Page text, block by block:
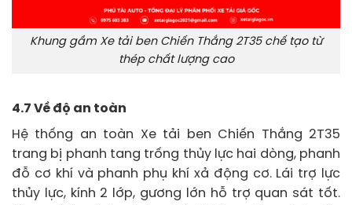
Khung gầm Xe tải ben Chiến Thắng 2T35 chế tạo từ
thép chất lượng cao
4.7 Về độ an toàn
Hệ thống an toàn Xe tải ben Chiến Thắng 2T35
trang bị phanh tang trống thủy lực hai dòng, phanh
đỗ cơ khí và phanh phụ khí xả động cơ. Lái trợ lực
thủy lực, kính 2 lớp, gương lớn hỗ trợ quan sát tốt.